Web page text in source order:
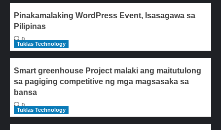
Pinakamalaking WordPress Event, Isasagawa sa
Pilipinas
0
Tuklas Technology
Smart greenhouse Project malaki ang maitutulong
sa pagiging competitive ng mga magsasaka sa
bansa
0
Tuklas Technology